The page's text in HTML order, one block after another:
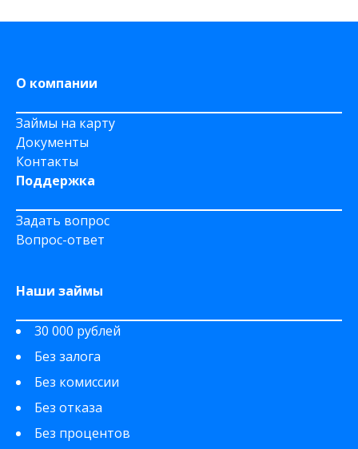
На Сберкнижку
О компании
Займы на карту
Документы
Контакты
Поддержка
Задать вопрос
Вопрос-ответ
Наши займы
30 000 рублей
Без залога
Без комиссии
Без отказа
Без процентов